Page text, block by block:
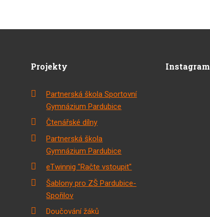
Projekty
Partnerská škola Sportovní
Gymnázium Pardubice
Čtenářské dílny
Partnerská škola
Gymnázium Pardubice
eTwinnig "Račte vstoupit"
Šablony pro ZŠ Pardubice-
Spořilov
Doučování žáků
Instagram